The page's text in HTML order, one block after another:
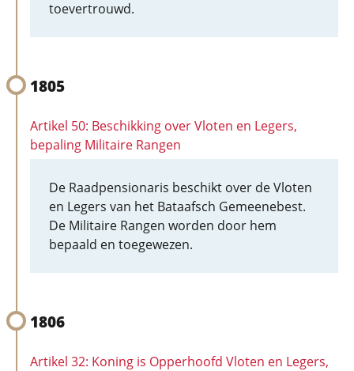
toevertrouwd.
1805
Artikel 50: Beschikking over Vloten en Legers,
bepaling Militaire Rangen
De Raadpensionaris beschikt over de Vloten
en Legers van het Bataafsch Gemeenebest.
De Militaire Rangen worden door hem
bepaald en toegewezen.
1806
Artikel 32: Koning is Opperhoofd Vloten en Legers,